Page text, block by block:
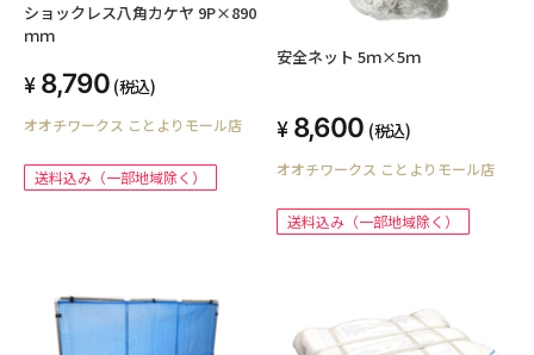
ショックレス八角カケヤ 9P×890
ｍｍ
8,790 (税込)
オオチワークス ことよりモール店
送料込み（一部地域除く）
安全ネット 5ｍ×5ｍ
8,600 (税込)
オオチワークス ことよりモール店
送料込み（一部地域除く）